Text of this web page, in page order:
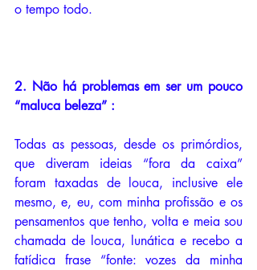
o tempo todo.
2. Não há problemas em ser um pouco
“maluca beleza” :
Todas as pessoas, desde os primórdios,
que diveram ideias “fora da caixa”
foram taxadas de louca, inclusive ele
mesmo, e, eu, com minha profissão e os
pensamentos que tenho, volta e meia sou
chamada de louca, lunática e recebo a
fatídica frase “fonte: vozes da minha